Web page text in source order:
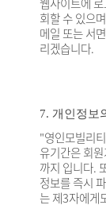
회할 수 있으
메일 또는 서
리겠습니다.
7. 개인정보
"영인모빌리
유기간은 회
까지 입니다.
정보를 즉시
는 제3자에게